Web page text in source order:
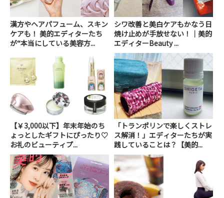
漢方やヘアパフューム、スキン
ケアも！ 美的エディターたち
が“本当にしている美容方...
シワ改善と美白ケアもかなう日
焼け止めが手放せない！｜美的
エディターBeauty ...
【￥3,000以下】年末年始のち
ょっとしたギフトにぴったり♡
お礼のビューティプ...
「トランポリンで楽しくストレ
ス解消！」エディターたちが実
践していることは？【美的...